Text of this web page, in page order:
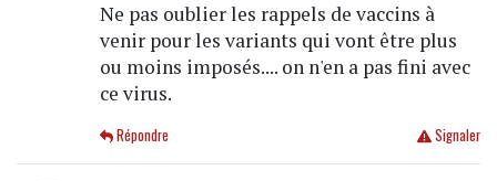
Ne pas oublier les rappels de vaccins à
venir pour les variants qui vont être plus
ou moins imposés.... on n'en a pas fini avec
ce virus.
Signaler
Répondre